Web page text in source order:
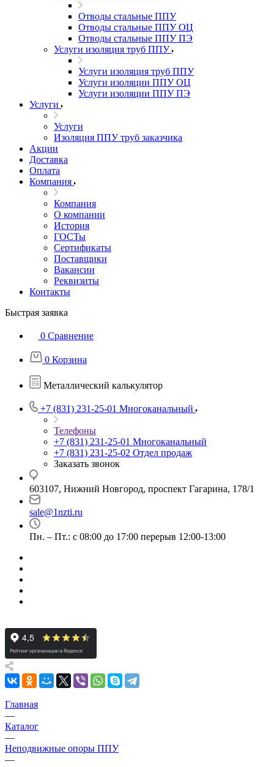
Отводы стальные ППУ
Отводы стальные ППУ ОЦ
Отводы стальные ППУ ПЭ
Услуги изоляция труб ППУ
Услуги изоляция труб ППУ
Услуги изоляции ППУ ОЦ
Услуги изоляции ППУ ПЭ
Услуги
Услуги
Изоляция ППУ труб заказчика
Акции
Доставка
Оплата
Компания
Компания
О компании
История
ГОСТы
Сертификаты
Поставщики
Вакансии
Реквизиты
Контакты
Быстрая заявка
0 Сравнение
0 Корзина
Металлический калькулятор
+7 (831) 231-25-01 Многоканальный
Телефоны
+7 (831) 231-25-01 Многоканальный
+7 (831) 231-25-02 Отдел продаж
Заказать звонок
603107, Нижний Новгород, проспект Гагарина, 178/1
sale@1nzti.ru
Пн. – Пт.: с 08:00 до 17:00 перерыв 12:00-13:00
Главная
—
Каталог
—
Неподвижные опоры ППУ
—